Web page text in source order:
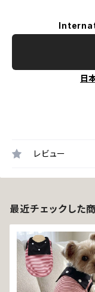
日
レビュー
最近チェックした